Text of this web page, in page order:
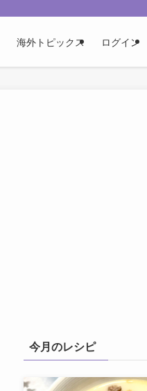
海外トピックス ログイン
今月のレシピ